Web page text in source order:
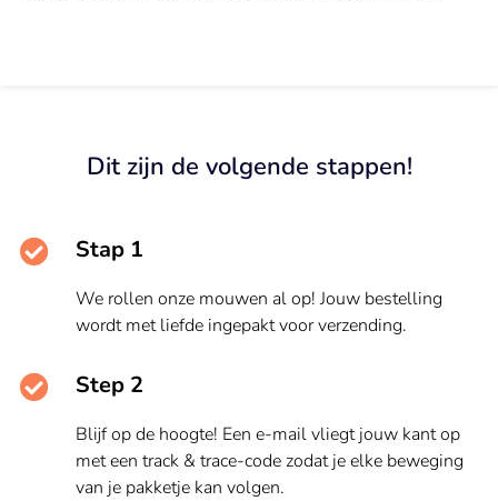
Dit zijn de volgende stappen!
Stap 1
We rollen onze mouwen al op! Jouw bestelling
wordt met liefde ingepakt voor verzending.
Step 2
Blijf op de hoogte! Een e-mail vliegt jouw kant op
met een track & trace-code zodat je elke beweging
van je pakketje kan volgen.